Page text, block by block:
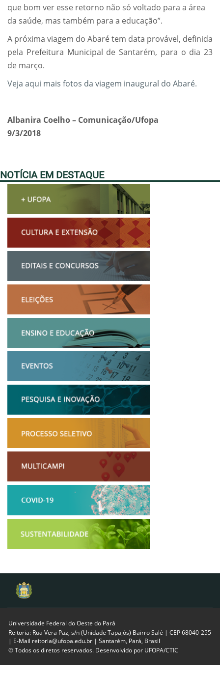
que bom ver esse retorno não só voltado para a área
da saúde, mas também para a educação”.
A próxima viagem do Abaré tem data provável, definida
pela Prefeitura Municipal de Santarém, para o dia 23
de março.
Veja aqui mais fotos da viagem inaugural do Abaré.
Albanira Coelho – Comunicação/Ufopa
9/3/2018
NOTÍCIA EM DESTAQUE
Universidade Federal do Oeste do Pará
Reitoria: Rua Vera Paz, s/n (Unidade Tapajós) Bairro Salé | CEP 68040-255
| E-Mail reitoria@ufopa.edu.br | Santarém, Pará, Brasil
© Todos os diretos reservados. Desenvolvido por UFOPA/CTIC